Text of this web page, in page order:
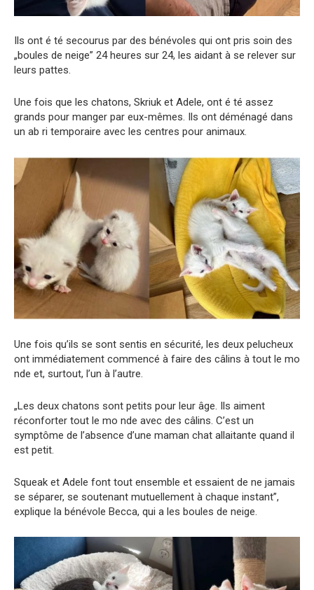
Ils ont é té secourus par des bénévoles qui ont pris soin des
„boules de neige” 24 heures sur 24, les aidant à se relever sur
leurs pattes.
Une fois que les chatons, Skriuk et Adele, ont é té assez
grands pour manger par eux-mêmes. Ils ont déménagé dans
un ab ri temporaire avec les centres pour animaux.
Une fois qu’ils se sont sentis en sécurité, les deux pelucheux
ont immédiatement commencé à faire des câlins à tout le mo
nde et, surtout, l’un à l’autre.
„Les deux chatons sont petits pour leur âge. Ils aiment
réconforter tout le mo nde avec des câlins. C’est un
symptôme de l’absence d’une maman chat allaitante quand il
est petit.
Squeak et Adele font tout ensemble et essaient de ne jamais
se séparer, se soutenant mutuellement à chaque instant”,
explique la bénévole Becca, qui a les boules de neige.